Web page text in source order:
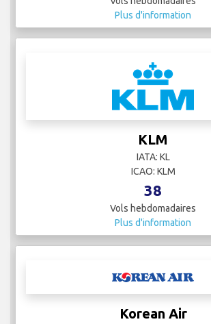
Plus d'information
KLM
IATA: KL
ICAO: KLM
38
Vols hebdomadaires
Plus d'information
Korean Air